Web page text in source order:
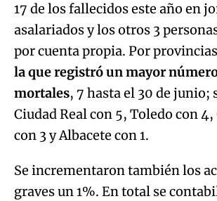
Try again
17 de los fallecidos este año en
asalariados y los otros 3
por cuenta propia. Por
la que registró un mayor
mortales, 7 hasta el 30 de junio;
Ciudad Real con 5, Toledo con
con 3 y Albacete con 1.
Se incrementaron también los
graves un 1%. En total se